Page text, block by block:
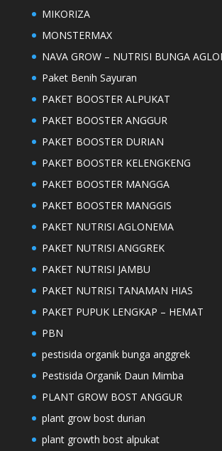
MIKORIZA
MONSTERMAX
NAVA GROW – NUTRISI BUNGA
Paket Benih Sayuran
PAKET BOOSTER ALPUKAT
PAKET BOOSTER ANGGUR
PAKET BOOSTER DURIAN
PAKET BOOSTER KELENGKENG
PAKET BOOSTER MANGGA
PAKET BOOSTER MANGGIS
PAKET NUTRISI AGLONEMA
PAKET NUTRISI ANGGREK
PAKET NUTRISI JAMBU
PAKET NUTRISI TANAMAN HIAS
PAKET PUPUK LENGKAP – HEMAT
PBN
pestisida organik bunga anggrek
Pestisida Organik Daun Mimba
PLANT GROW BOST ANGGUR
plant grow bost durian
plant growth bost alpukat